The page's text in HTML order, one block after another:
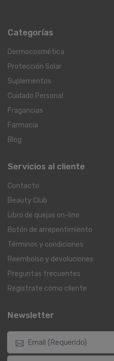
Categorías
Dermocosmética
Protección Solar
Suplementos
Cuidado Personal
Fragancias
Farmacia
Blog
Servicios al cliente
Contacto
Beauty Club
Libro de quejas on-line
Botón de arrepentimiento
Términos y condiciones
Reembolso y devoluciones
Preguntas frecuentes
Registrate como cliente
Newsletter